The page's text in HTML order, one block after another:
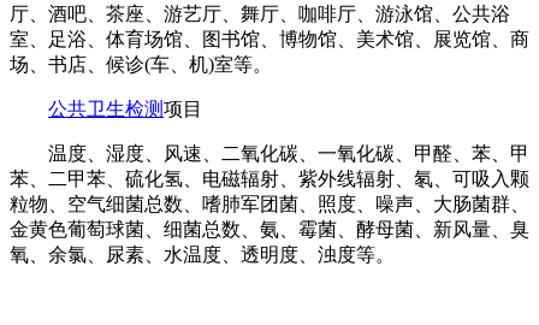
厅、酒吧、茶座、游艺厅、舞厅、咖啡厅、游泳馆、公共浴
室、足浴、体育场馆、图书馆、博物馆、美术馆、展览馆、商
场、书店、候诊(车、机)室等。
公共卫生检测项目
温度、湿度、风速、二氧化碳、一氧化碳、甲醛、苯、甲
苯、二甲苯、硫化氢、电磁辐射、紫外线辐射、氡、可吸入颗
粒物、空气细菌总数、嗜肺军团菌、照度、噪声、大肠菌群、
金黄色葡萄球菌、细菌总数、氨、霉菌、酵母菌、新风量、臭
氧、余氯、尿素、水温度、透明度、浊度等。